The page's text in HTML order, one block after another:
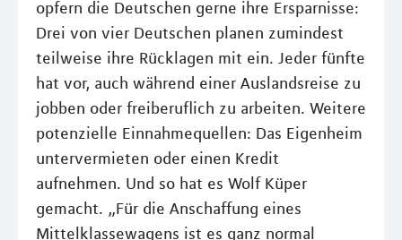
opfern die Deutschen gerne ihre Ersparnisse:
Drei von vier Deutschen planen zumindest
teilweise ihre Rücklagen mit ein. Jeder fünfte
hat vor, auch während einer Auslandsreise zu
jobben oder freiberuflich zu arbeiten. Weitere
potenzielle Einnahmequellen: Das Eigenheim
untervermieten oder einen Kredit
aufnehmen. Und so hat es Wolf Küper
gemacht. „Für die Anschaffung eines
Mittelklassewagens ist es ganz normal